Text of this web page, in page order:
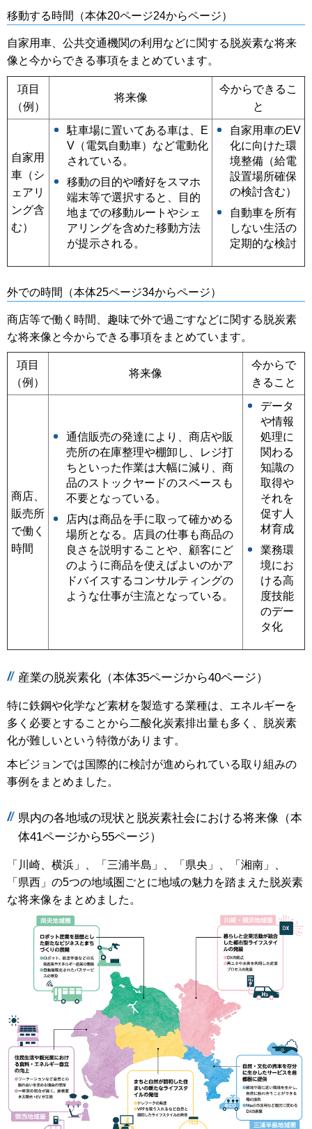
移動する時間（本体20ページ24からページ）
自家用車、公共交通機関の利用などに関する脱炭素な将来
像と今からできる事項をまとめています。
項目
（例）
将来像
今からできるこ
と
自家用
車（シ
ェアリ
ング含
む）
駐車場に置いてある車は、E
V（電気自動車）など電動化
されている。
移動の目的や嗜好をスマホ
端末等で選択すると、目的
地までの移動ルートやシェ
アリングを含めた移動方法
が提示される。
自家用車のEV
化に向けた環
境整備（給電
設置場所確保
の検討含む）
自動車を所有
しない生活の
定期的な検討
外での時間（本体25ページ34からページ）
商店等で働く時間、趣味で外で過ごすなどに関する脱炭素
な将来像と今からできる事項をまとめています。
項目
（例）
将来像
今からで
きること
商店、
販売所
で働く
時間
通信販売の発達により、商店や販
売所の在庫整理や棚卸し、レジ打
ちといった作業は大幅に減り、商
品のストックヤードのスペースも
不要となっている。
店内は商品を手に取って確かめる
場所となる。店員の仕事も商品の
良さを説明することや、顧客にど
のように商品を使えばよいのかア
ドバイスするコンサルティングの
ような仕事が主流となっている。
データ
や情報
処理に
関わる
知識の
取得や
それを
促す人
材育成
業務環
境にお
ける高
度技能
のデー
タ化
産業の脱炭素化（本体35ページから40ページ）
特に鉄鋼や化学など素材を製造する業種は、エネルギーを
多く必要とすることから二酸化炭素排出量も多く、脱炭素
化が難しいという特徴があります。
本ビジョンでは国際的に検討が進められている取り組みの
事例をまとめました。
県内の各地域の現状と脱炭素社会における将来像（本
体41ページから55ページ）
「川崎、横浜」、「三浦半島」、「県央」、「湘南」、
「県西」の5つの地域圏ごとに地域の魅力を踏まえた脱炭素
な将来像をまとめました。